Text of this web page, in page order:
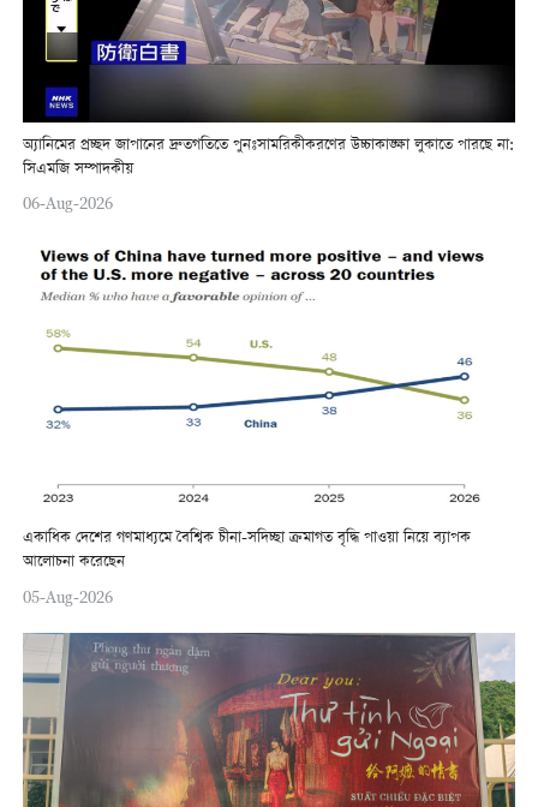
অ্যানিমের প্রচ্ছদ জাপানের দ্রুতগতিতে পুনঃসামরিকীকরণের উচ্চাকাঙ্ক্ষা লুকাতে পারছে না:
সিএমজি সম্পাদকীয়
06-Aug-2026
একাধিক দেশের গণমাধ্যমে বৈশ্বিক চীনা-সদিচ্ছা ক্রমাগত বৃদ্ধি পাওয়া নিয়ে ব্যাপক
আলোচনা করেছেন
05-Aug-2026